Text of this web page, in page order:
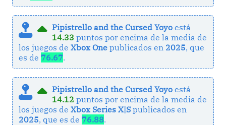
Pipistrello and the Cursed Yoyo está
14.33 puntos por encima de la media de
los juegos deXbox One publicados en 2025, que
es de 76.67.
Pipistrello and the Cursed Yoyo está
14.12 puntos por encima de la media de
los juegos deXbox Series X|S publicados en
2025, que es de 76.88.